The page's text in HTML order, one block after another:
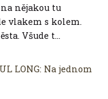
nějakou tu
vlakem s kolem.
Všude t...